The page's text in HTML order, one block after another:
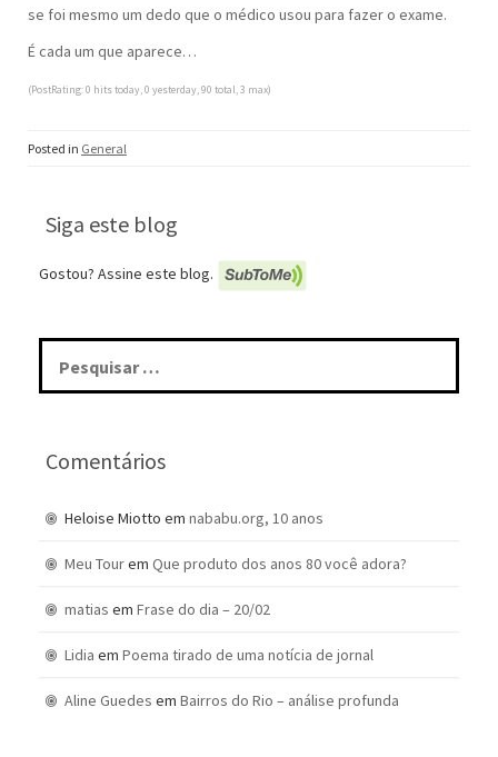
se foi mesmo um dedo que o médico usou para fazer o exame.
É cada um que aparece…
(PostRating: 0 hits today, 0 yesterday, 90 total, 3 max)
Posted in General
Siga este blog
Gostou? Assine este blog.
Pesquisar
por:
Comentários
Heloise Miotto em nababu.org, 10 anos
Meu Tourem Que produto dos anos 80 você adora?
matias em Frase do dia – 20/02
Lidia em Poema tirado de uma notícia de jornal
Aline Guedes em Bairros do Rio – análise profunda